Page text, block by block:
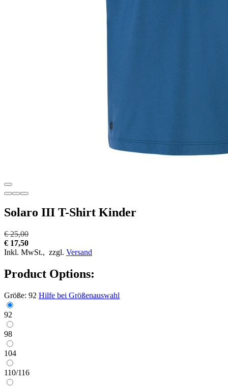
Solaro III T-Shirt Kinder
€ 25,00
€ 17,50
Inkl. MwSt., zzgl. Versand
Product Options:
Größe: 92 Hilfe bei Größenauswahl
92
98
104
110/116